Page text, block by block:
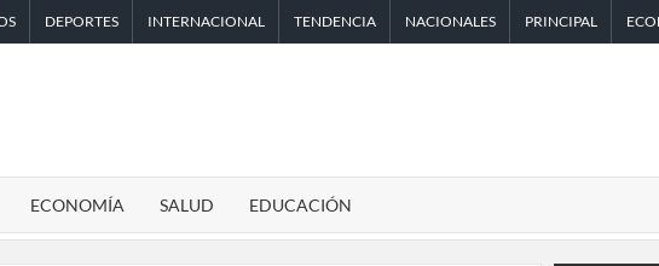
DEPORTES INTERNACIONAL TENDENCIA NACIONALES PRINCIPAL
ECONOMÍA SALUD EDUCACIÓN